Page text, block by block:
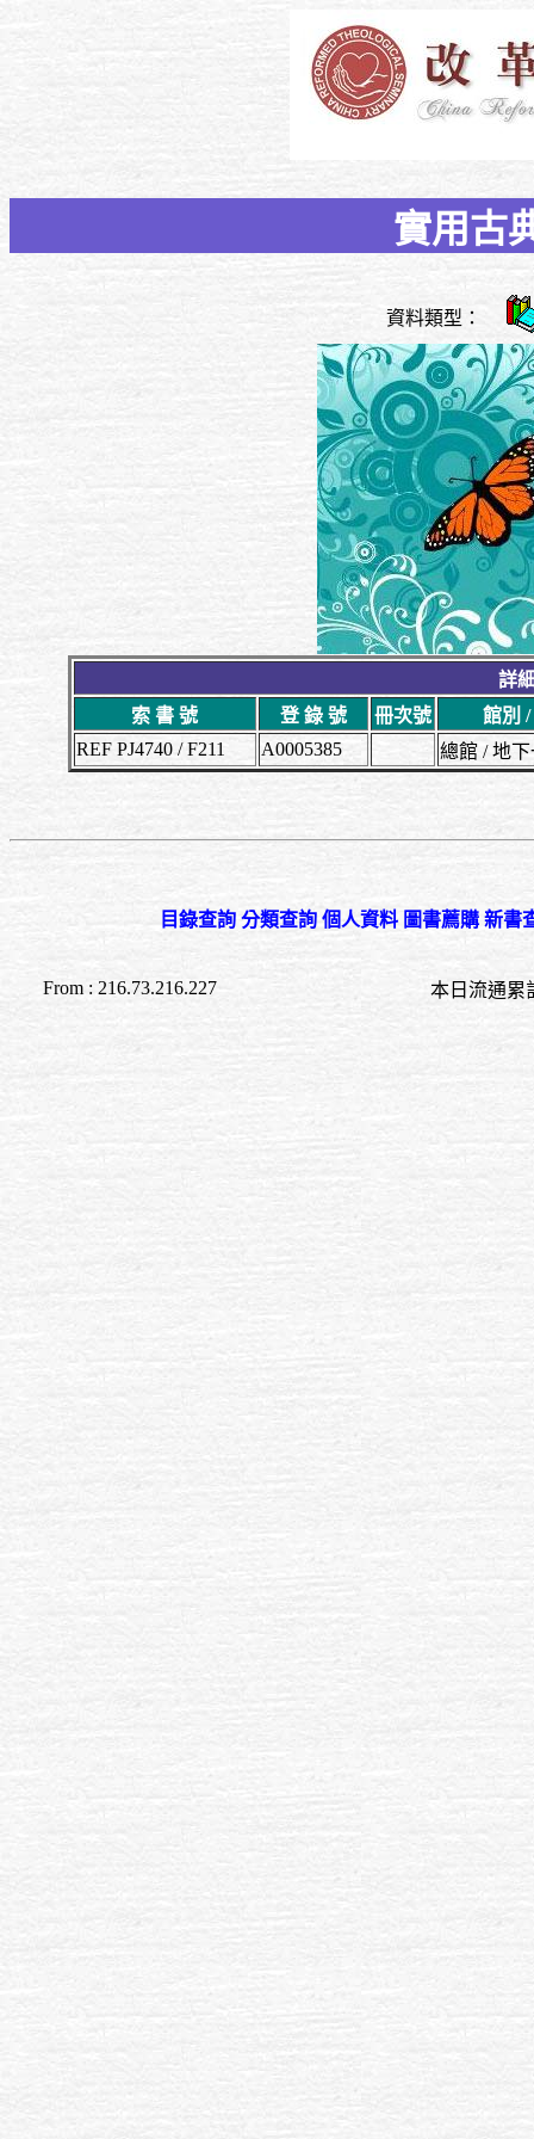
實用古
資料類型：
詳
索 書 號
登 錄 號 冊次號
館別
REF PJ4740 / F211
A0005385 總館 / 地
目錄查詢 分類查詢 個人資料 圖書薦購 新書
From : 216.73.216.227 本日流通累計